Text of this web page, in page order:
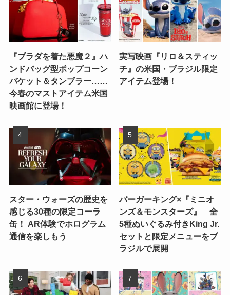
『プラダを着た悪魔２』ハ
ンドバッグ型ポップコーン
バケット＆タンブラー……
今春のマストアイテム米国
映画館に登場！
実写映画『リロ＆スティッ
チ』の米国・ブラジル限定
アイテム登場！
スター・ウォーズの歴史を
感じる30種の限定コーラ
缶！ AR体験でホログラム
通信を楽しもう
バーガーキング×『ミニオ
ンズ＆モンスターズ』 全
5種ぬいぐるみ付きKing Jr.
セットと限定メニューをブ
ラジルで展開